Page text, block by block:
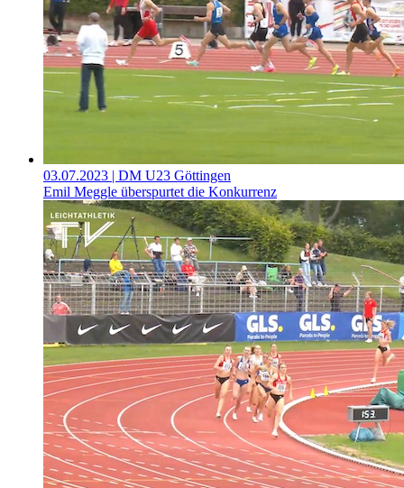
03.07.2023 | DM U23 Göttingen
Emil Meggle überspurtet die Konkurrenz